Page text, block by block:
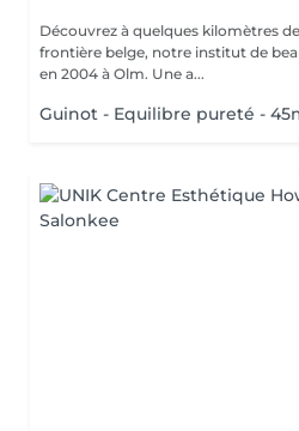
Découvrez à quelques kilomètres
frontière belge, notre institut de
en 2004 à Olm. Une a...
Guinot - Equilibre pureté -